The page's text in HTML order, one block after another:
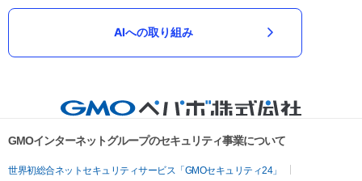
AIへの取り組み
GMOインターネットグループのセキュリティ事業について
世界初総合ネットセキュリティサービス「GMOセキュリティ24」